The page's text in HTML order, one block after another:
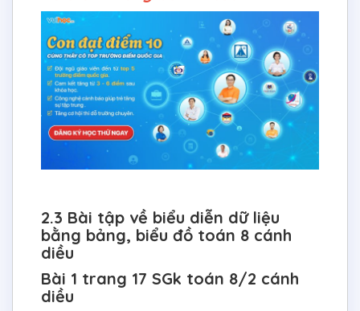
2.3 Bài tập về biểu diễn dữ liệu
bằng bảng, biểu đồ toán 8 cánh
diều
Bài 1 trang 17 SGk toán 8/2 cánh
diều